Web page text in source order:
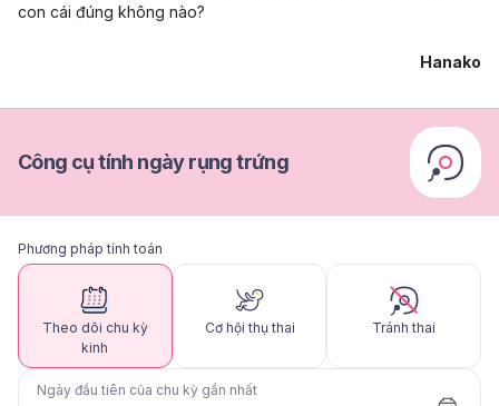
con cái đúng không nào?
Hanako
Công cụ tính ngày rụng trứng
Phương pháp tính toán
Theo dõi chu kỳ
kinh
Cơ hội thụ thai Tránh thai
Ngày đầu tiên của chu kỳ gần nhất